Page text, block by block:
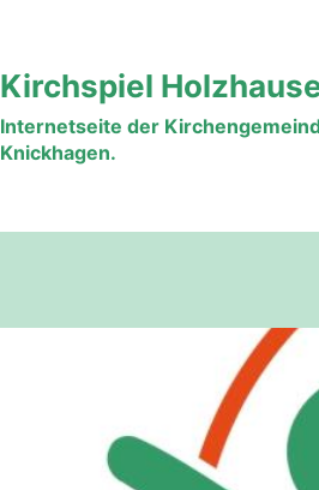
Kirchspiel
Internetseite der
Knickhagen.